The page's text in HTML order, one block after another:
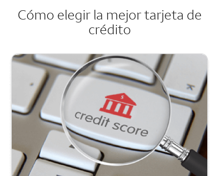
Cómo elegir la mejor tarjeta de
crédito